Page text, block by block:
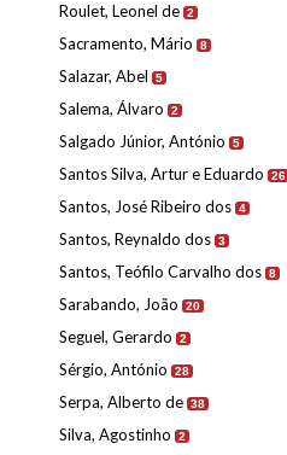
Roulet, Leonel de 2
Sacramento, Mário 8
Salazar, Abel 5
Salema, Álvaro 2
Salgado Júnior, António 5
Santos Silva, Artur e Eduardo 26
Santos, José Ribeiro dos 4
Santos, Reynaldo dos 3
Santos, Teófilo Carvalho dos 8
Sarabando, João 20
Seguel, Gerardo 2
Sérgio, António 28
Serpa, Alberto de 38
Silva, Agostinho 2